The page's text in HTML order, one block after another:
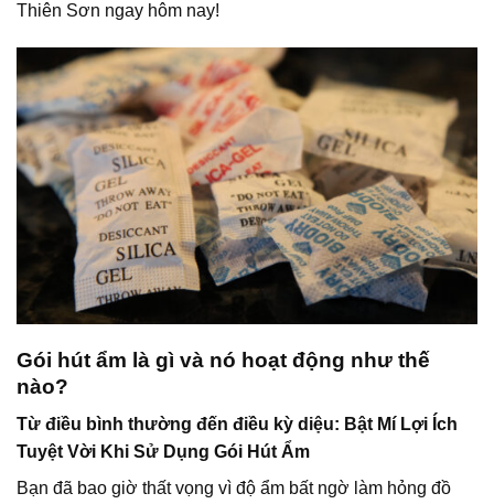
Thiên Sơn ngay hôm nay!
Gói hút ẩm là gì và nó hoạt động như thế
nào?
Từ điều bình thường đến điều kỳ diệu: Bật Mí Lợi Ích
Tuyệt Vời Khi Sử Dụng Gói Hút Ẩm
Bạn đã bao giờ thất vọng vì độ ẩm bất ngờ làm hỏng đồ